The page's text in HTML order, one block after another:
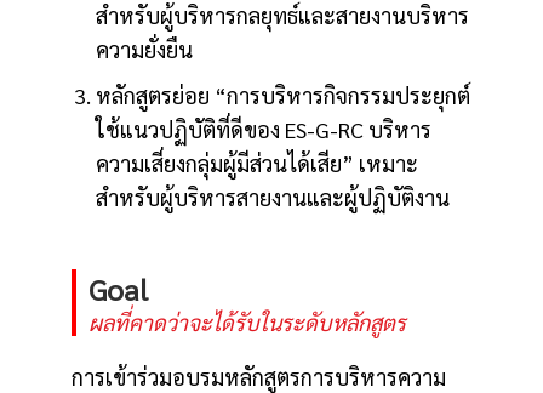
สำหรับผู้บริหารกลยุทธ์และสายงานบริหาร
ความยั่งยืน
หลักสูตรย่อย “การบริหารกิจกรรมประยุกต์
ใช้แนวปฏิบัติที่ดีของ ES-G-RC บริหาร
ความเสี่ยงกลุ่มผู้มีส่วนได้เสีย” เหมาะ
สำหรับผู้บริหารสายงานและผู้ปฏิบัติงาน
Goal
ผลที่คาดว่าจะได้รับในระดับหลักสูตร
การเข้าร่วมอบรมหลักสูตรการบริหารความ